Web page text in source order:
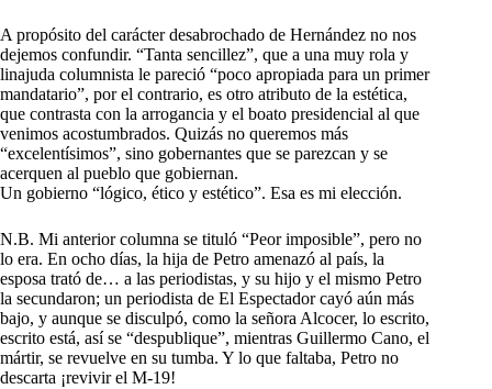
A propósito del carácter desabrochado de Hernández no nos
dejemos confundir. “Tanta sencillez”, que a una muy rola y
linajuda columnista le pareció “poco apropiada para un primer
mandatario”, por el contrario, es otro atributo de la estética,
que contrasta con la arrogancia y el boato presidencial al que
venimos acostumbrados. Quizás no queremos más
“excelentísimos”, sino gobernantes que se parezcan y se
acerquen al pueblo que gobiernan.
Un gobierno “lógico, ético y estético”. Esa es mi elección.
N.B. Mi anterior columna se tituló “Peor imposible”, pero no
lo era. En ocho días, la hija de Petro amenazó al país, la
esposa trató de… a las periodistas, y su hijo y el mismo Petro
la secundaron; un periodista de El Espectador cayó aún más
bajo, y aunque se disculpó, como la señora Alcocer, lo escrito,
escrito está, así se “despublique”, mientras Guillermo Cano, el
mártir, se revuelve en su tumba. Y lo que faltaba, Petro no
descarta ¡revivir el M-19!